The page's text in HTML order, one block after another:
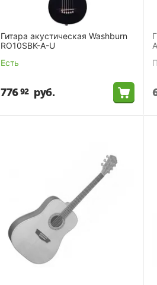
Гитара акустическая Washburn
RO10SBK-A-U
Есть
77692 руб.